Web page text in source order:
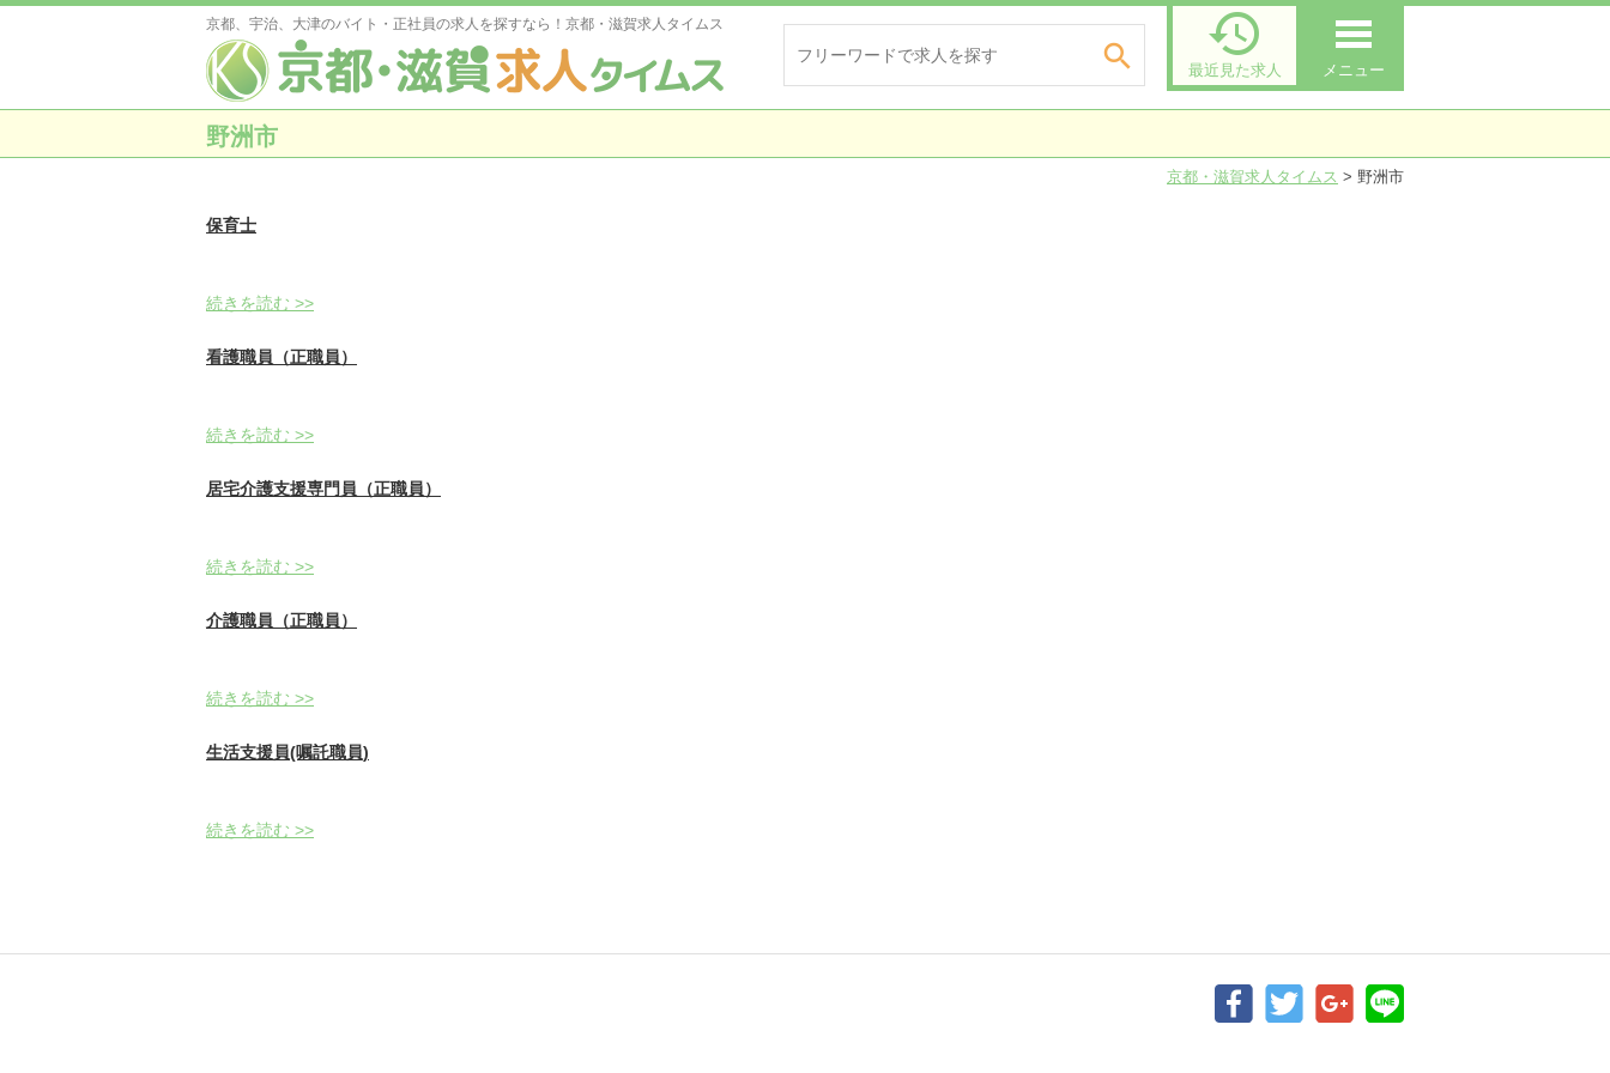
京都、宇治、大津のバイト・正社員の求人を探すなら！京都・滋賀求人タイムス
 
最近見た求人 メニュー
野洲市
京都・滋賀求人タイムス > 野洲市
保育士
続きを読む >>
看護職員（正職員）
続きを読む >>
居宅介護支援専門員（正職員）
続きを読む >>
介護職員（正職員）
続きを読む >>
生活支援員(嘱託職員)
続きを読む >>